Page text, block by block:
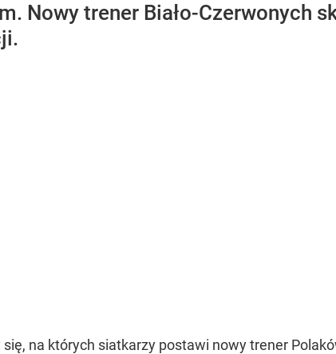
Nowy trener Biało-Czerwonych
na których siatkarzy postawi nowy trener